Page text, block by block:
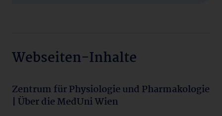
Webseiten-Inhalte
Zentrum für Physiologie und Pharmakologie
| Über die MedUni Wien